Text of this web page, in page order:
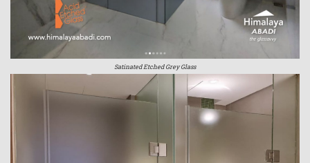
Satinated Etched Grey Glass